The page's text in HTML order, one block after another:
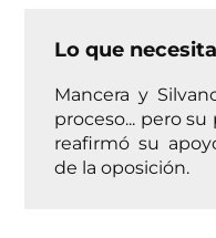
Lo que
Mancera y
proceso... pero
reafirmó su
de la oposición.